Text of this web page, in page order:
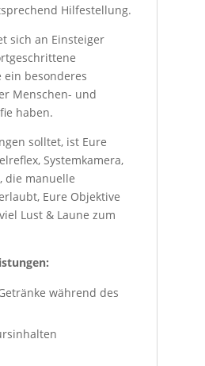
Hilfestellung.
sich an Einsteiger
ein besonderes
Menschen- und
haben.
solltet, ist Eure
Systemkamera,
die manuelle
Eure Objektive
Lust & Laune zum
während des